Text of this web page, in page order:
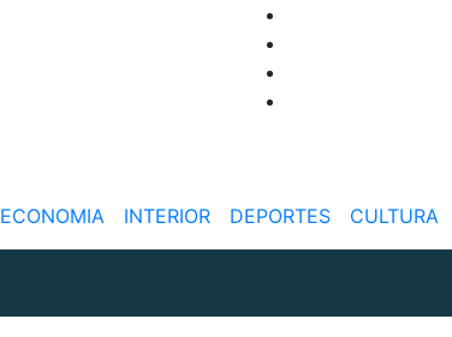
ECONOMIA INTERIOR DEPORTES CULTURA